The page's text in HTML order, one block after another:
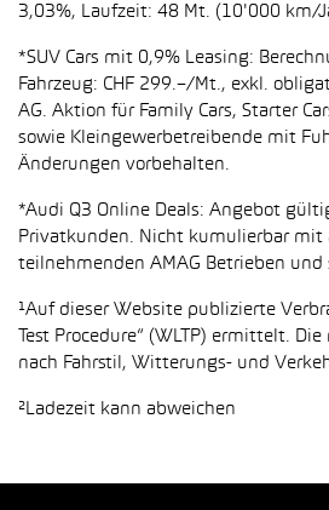
3,03%, Laufzeit: 48 Mt. (10'000 km/
*SUV Cars mit 0,9% Leasing:
Fahrzeug: CHF 299.–/Mt., exkl.
AG. Aktion für Family Cars, Starter
sowie Kleingewerbetreibende mit
Änderungen vorbehalten.
*Audi Q3 Online Deals: Angebot
Privatkunden. Nicht kumulierbar mit
teilnehmenden AMAG Betrieben
¹Auf dieser Website publizierte
Test Procedure“ (WLTP) ermittelt.
nach Fahrstil, Witterungs- und
²Ladezeit kann abweichen